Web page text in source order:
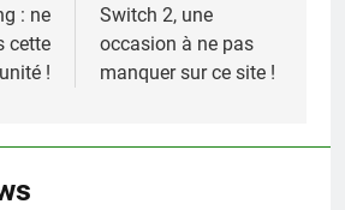
: ne
cette
!
Switch 2, une
occasion à ne pas
manquer sur ce site !